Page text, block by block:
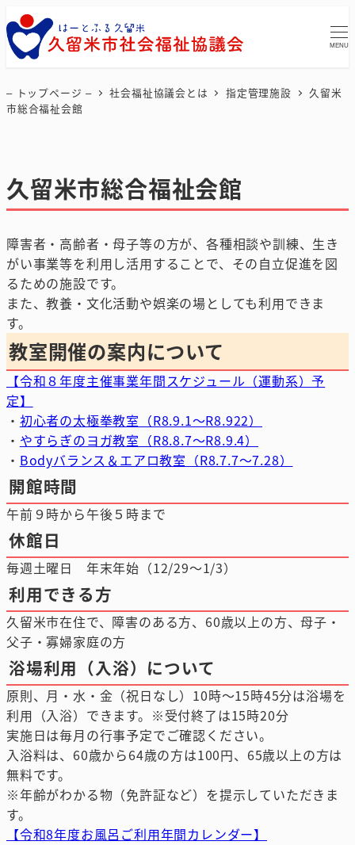
MENU
– トップページ – 社会福祉協議会とは 指定管理施設
久留米
市総合福祉会館
久留米市総合福祉会館
障害者・高齢者・母子等の方が、各種相談や訓練、生き
がい事業等を利用し活用することで、その自立促進を図
るための施設です。
また、教養・文化活動や娯楽の場としても利用できま
す。
教室開催の案内について
【令和８年度主催事業年間スケジュール（運動系）予
定】
・ 初心者の太極拳教室（R8.9.1～R8.922）
・ やすらぎのヨガ教室（R8.8.7～R8.9.4）
・ Bodyバランス＆エアロ教室（R8.7.7～7.28）
開館時間
午前９時から午後５時まで
休館日
毎週土曜日 年末年始（12/29～1/3）
利用できる方
久留米市在住で、障害のある方、60歳以上の方、母子・
父子・寡婦家庭の方
浴場利用（入浴）について
原則、月・水・金（祝日なし）10時～15時45分は浴場を
利用（入浴）できます。※受付終了は15時20分
実施日は毎月の行事予定でご確認ください。
入浴料は、60歳から64歳の方は100円、65歳以上の方は
無料です。
※年齢がわかる物（免許証など）を提示していただきま
す。
【令和8年度お風呂ご利用年間カレンダー】